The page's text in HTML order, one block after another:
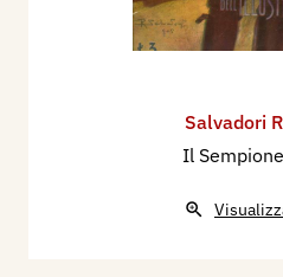
Salvadori
Il Sempione